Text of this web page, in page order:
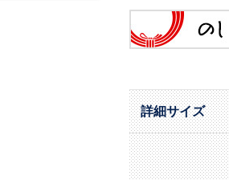
詳細サイズ